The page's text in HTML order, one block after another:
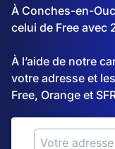
À Conches-en-
celui de Free avec
À l’aide de notre
votre adresse et
Free, Orange et